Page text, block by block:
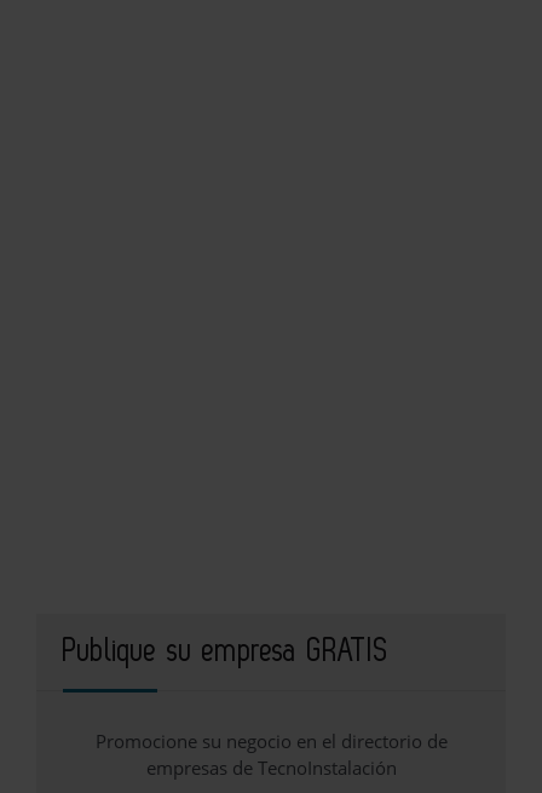
Publique su empresa GRATIS
Promocione su negocio en el directorio de
empresas de TecnoInstalación